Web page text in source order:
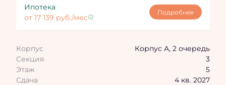
Ипотека
от 17 139 руб./мес
Подробнее
Корпус
Корпус А, 2 очередь
Секция
3
Этаж
5
Сдача
4 кв. 2027